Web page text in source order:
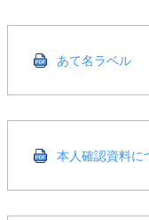
あて名ラベル
本人確認資料に